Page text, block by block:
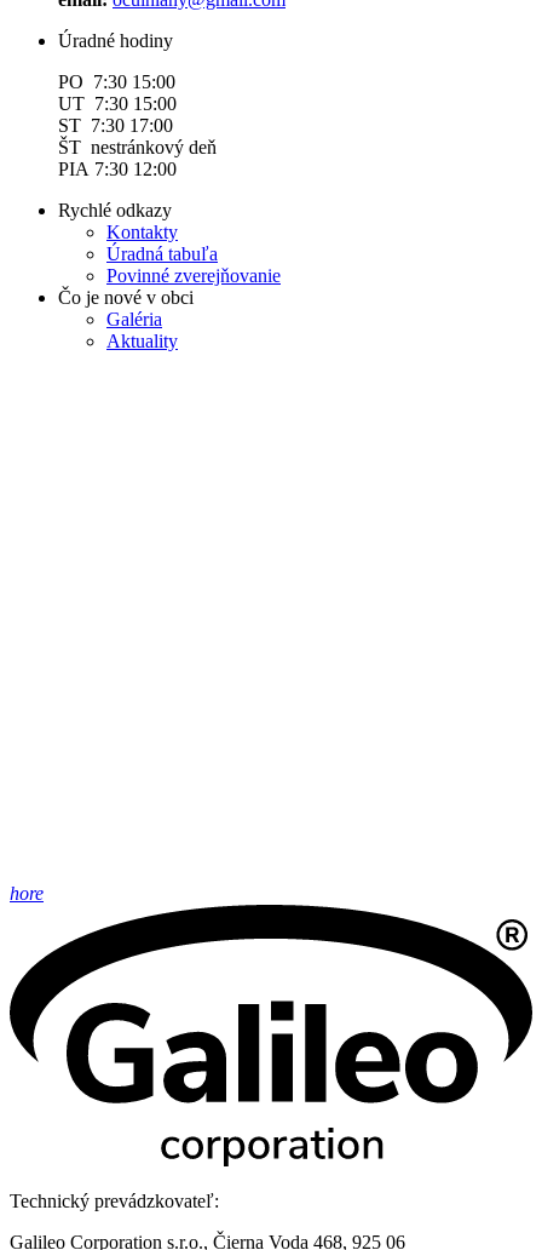
Úradné hodiny
PO 7:30 15:00
UT 7:30 15:00
ST 7:30 17:00
ŠT nestránkový deň
PIA 7:30 12:00
Rychlé odkazy
Kontakty
Úradná tabuľa
Povinné zverejňovanie
Čo je nové v obci
Galéria
Aktuality
hore
Technický prevádzkovateľ:
Galileo Corporation s.r.o., Čierna Voda 468, 925 06